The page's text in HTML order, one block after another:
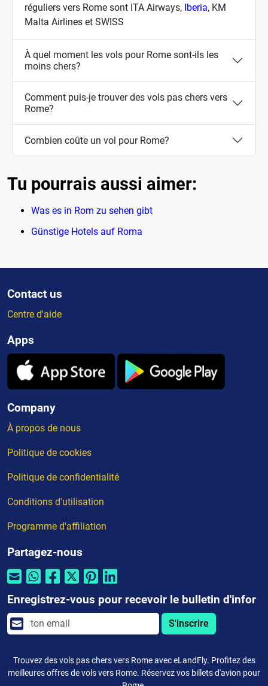
réguliers vers Rome sont ITA Airways, Iberia, KM
Malta Airlines et SWISS
À quel moment les vols pour Rome sont-ils les
moins chers?
Comment puis-je trouver des vols pas chers vers
Rome?
Combien coûte un vol pour Rome?
Tu pourrais aussi aimer:
Was es in Rom zu sehen gibt
Günstige Hotels auf Roma
Contact us
Centre d'aide
Apps
Company
À propos de nous
Politique de cookies
Politique de confidentialité
Conditions d'utilisation
Programme d'affiliation
Partagez-nous
Enregistrez-vous pour recevoir le bulletin d'infor
S'inscrire
Trouvez des vols pas chers vers Rome avec eLandFly. Profitez des
meilleures offres de vols vers Rome. Réservez vos billets d'avion pour